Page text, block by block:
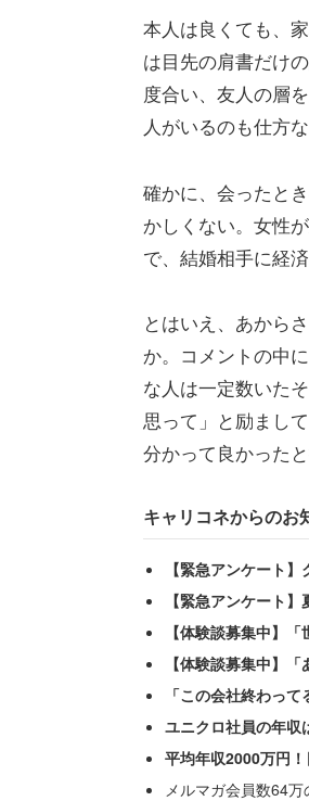
本人は良くても、
は目先の肩書だけ
度合い、友人の層
人がいるのも仕方
確かに、会ったと
かしくない。女性
で、結婚相手に経
とはいえ、あから
か。コメントの中
な人は一定数いた
思って」と励まし
分かって良かった
キャリコネからのお
【緊急アンケート
【緊急アンケート
【体験談募集中】
【体験談募集中】
「この会社終わっ
ユニクロ社員の年収
平均年収2000万円
メルマガ会員数64